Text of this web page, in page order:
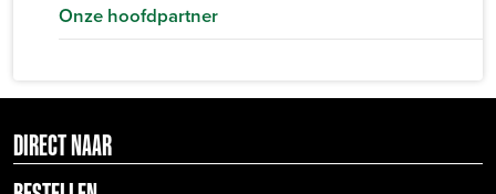
Onze hoofdpartner
DIRECT NAAR